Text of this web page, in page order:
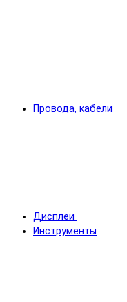
Провода, кабели
Дисплеи
Инструменты